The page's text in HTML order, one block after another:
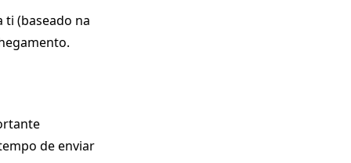
(baseado na
de enviar